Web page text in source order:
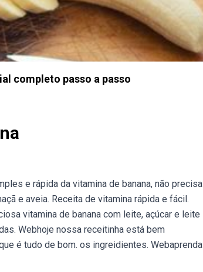
completo passo a passo
e rápida da vitamina de banana, não precisa
e aveia. Receita de vitamina rápida e fácil.
vitamina de banana com leite, açúcar e leite
Webhoje nossa receitinha está bem
é tudo de bom. os ingreidientes. Webaprenda